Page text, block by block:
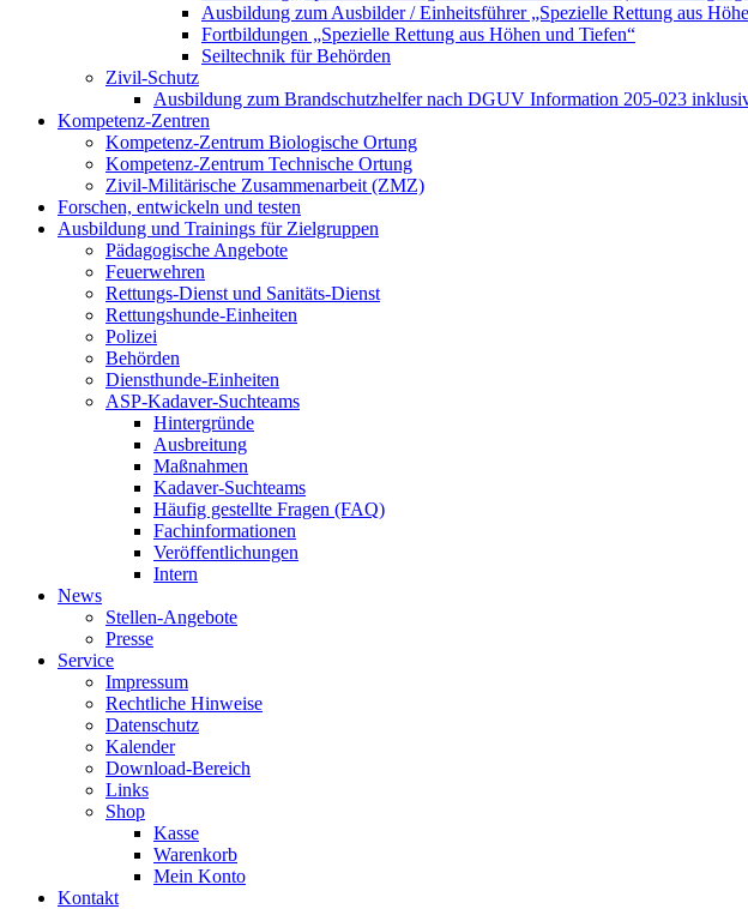
Ausbildung zum Ausbilder / Einheitsführer „Spezielle Rettung aus
Fortbildungen „Spezielle Rettung aus Höhen und Tiefen“
Seiltechnik für Behörden
Zivil-Schutz
Ausbildung zum Brandschutzhelfer nach DGUV Information 205-023
Kompetenz-Zentren
Kompetenz-Zentrum Biologische Ortung
Kompetenz-Zentrum Technische Ortung
Zivil-Militärische Zusammenarbeit (ZMZ)
Forschen, entwickeln und testen
Ausbildung und Trainings für Zielgruppen
Pädagogische Angebote
Feuerwehren
Rettungs-Dienst und Sanitäts-Dienst
Rettungshunde-Einheiten
Polizei
Behörden
Diensthunde-Einheiten
ASP-Kadaver-Suchteams
Hintergründe
Ausbreitung
Maßnahmen
Kadaver-Suchteams
Häufig gestellte Fragen (FAQ)
Fachinformationen
Veröffentlichungen
Intern
News
Stellen-Angebote
Presse
Service
Impressum
Rechtliche Hinweise
Datenschutz
Kalender
Download-Bereich
Links
Shop
Kasse
Warenkorb
Mein Konto
Kontakt